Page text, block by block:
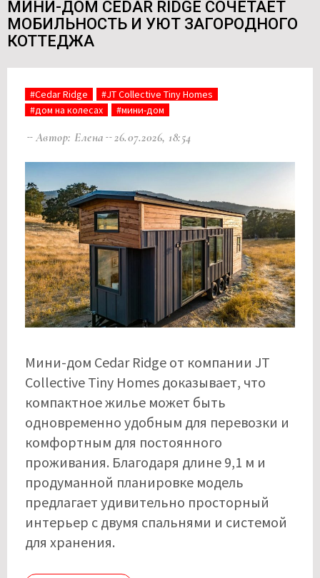
МИНИ-ДОМ CEDAR RIDGE СОЧЕТАЕТ
МОБИЛЬНОСТЬ И УЮТ ЗАГОРОДНОГО
КОТТЕДЖА
#Cedar Ridge
#JT Collective Tiny Homes
#дом на колесах
#мини-дом
Автор: Елена 26.07.2026, 18:54
Мини-дом Cedar Ridge от компании JT
Collective Tiny Homes доказывает, что
компактное жилье может быть
одновременно удобным для перевозки и
комфортным для постоянного
проживания. Благодаря длине 9,1 м и
продуманной планировке модель
предлагает удивительно просторный
интерьер с двумя спальнями и системой
для хранения.